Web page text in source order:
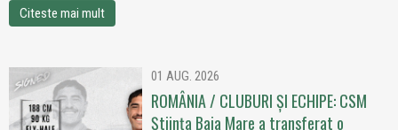
Citeste mai mult
01 AUG. 2026
ROMÂNIA / CLUBURI ȘI ECHIPE: CSM
Știința Baia Mare a transferat o